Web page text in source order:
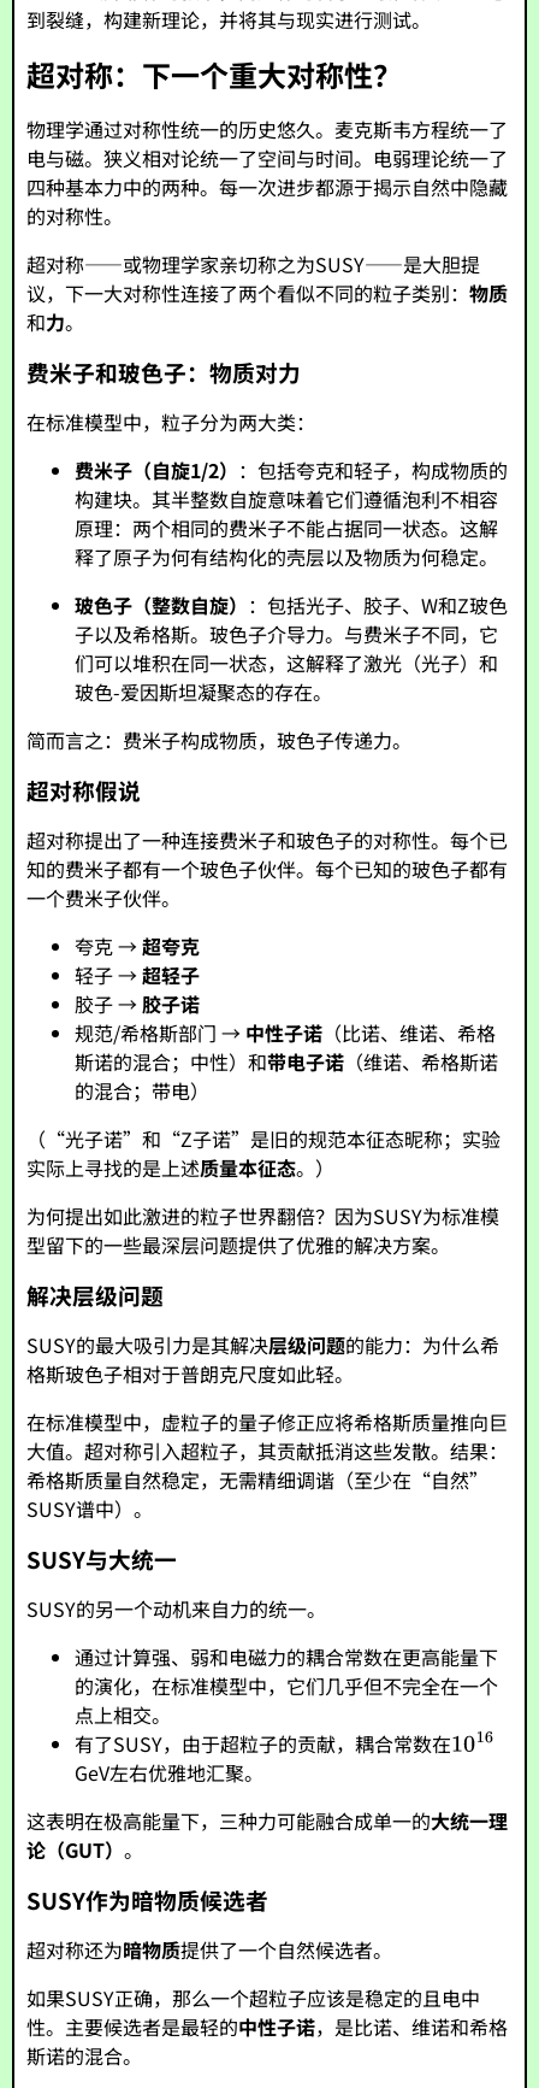
到裂缝，构建新理论，并将其与现实进行测试。
超对称：下一个重大对称性？
物理学通过对称性统一的历史悠久。麦克斯韦方程统一了
电与磁。狭义相对论统一了空间与时间。电弱理论统一了
四种基本力中的两种。每一次进步都源于揭示自然中隐藏
的对称性。
超对称——或物理学家亲切称之为SUSY——是大胆提
议，下一大对称性连接了两个看似不同的粒子类别：物质
和力。
费米子和玻色子：物质对力
在标准模型中，粒子分为两大类：
费米子（自旋1/2） ：包括夸克和轻子，构成物质的
构建块。其半整数自旋意味着它们遵循泡利不相容
原理：两个相同的费米子不能占据同一状态。这解
释了原子为何有结构化的壳层以及物质为何稳定。
玻色子（整数自旋） ：包括光子、胶子、W和Z玻色
子以及希格斯。玻色子介导力。与费米子不同，它
们可以堆积在同一状态，这解释了激光（光子）和
玻色-爱因斯坦凝聚态的存在。
简而言之：费米子构成物质，玻色子传递力。
超对称假说
超对称提出了一种连接费米子和玻色子的对称性。每个已
知的费米子都有一个玻色子伙伴。每个已知的玻色子都有
一个费米子伙伴。
夸克 →超夸克
轻子 →超轻子
胶子 →胶子诺
规范/希格斯部门 → 中性子诺 （比诺、维诺、希格
斯诺的混合；中性）和带电子诺 （维诺、希格斯诺
的混合；带电）
（“光子诺”和“Z子诺”是旧的规范本征态昵称；实验
实际上寻找的是上述质量本征态。）
为何提出如此激进的粒子世界翻倍？因为SUSY为标准模
型留下的一些最深层问题提供了优雅的解决方案。
解决层级问题
SUSY的最大吸引力是其解决层级问题的能力：为什么希
格斯玻色子相对于普朗克尺度如此轻。
在标准模型中，虚粒子的量子修正应将希格斯质量推向巨
大值。超对称引入超粒子，其贡献抵消这些发散。结果：
希格斯质量自然稳定，无需精细调谐（至少在“自然”
SUSY谱中）。
SUSY与大统一
SUSY的另一个动机来自力的统一。
通过计算强、弱和电磁力的耦合常数在更高能量下
的演化，在标准模型中，它们几乎但不完全在一个
点上相交。
有了SUSY，由于超粒子的贡献，耦合常数在
GeV左右优雅地汇聚。
这表明在极高能量下，三种力可能融合成单一的大统一理
论（GUT）。
SUSY作为暗物质候选者
超对称还为暗物质提供了一个自然候选者。
如果SUSY正确，那么一个超粒子应该是稳定的且电中
性。主要候选者是最轻的中性子诺，是比诺、维诺和希格
斯诺的混合。